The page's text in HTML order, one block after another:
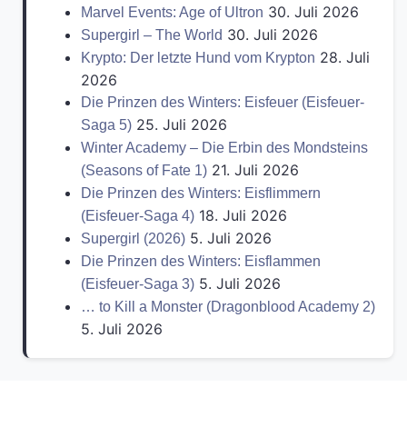
Marvel Events: Age of Ultron 30. Juli 2026
Supergirl – The World 30. Juli 2026
Krypto: Der letzte Hund vom Krypton 28. Juli
2026
Die Prinzen des Winters: Eisfeuer (Eisfeuer-
Saga 5) 25. Juli 2026
Winter Academy – Die Erbin des Mondsteins
(Seasons of Fate 1) 21. Juli 2026
Die Prinzen des Winters: Eisflimmern
(Eisfeuer-Saga 4) 18. Juli 2026
Supergirl (2026) 5. Juli 2026
Die Prinzen des Winters: Eisflammen
(Eisfeuer-Saga 3) 5. Juli 2026
… to Kill a Monster (Dragonblood Academy 2)
5. Juli 2026